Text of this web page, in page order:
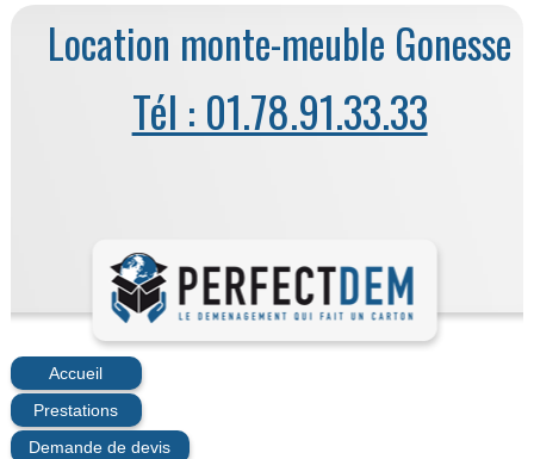
Location monte-meuble Gonesse
Tél : 01.78.91.33.33
Accueil
Prestations
Demande de devis